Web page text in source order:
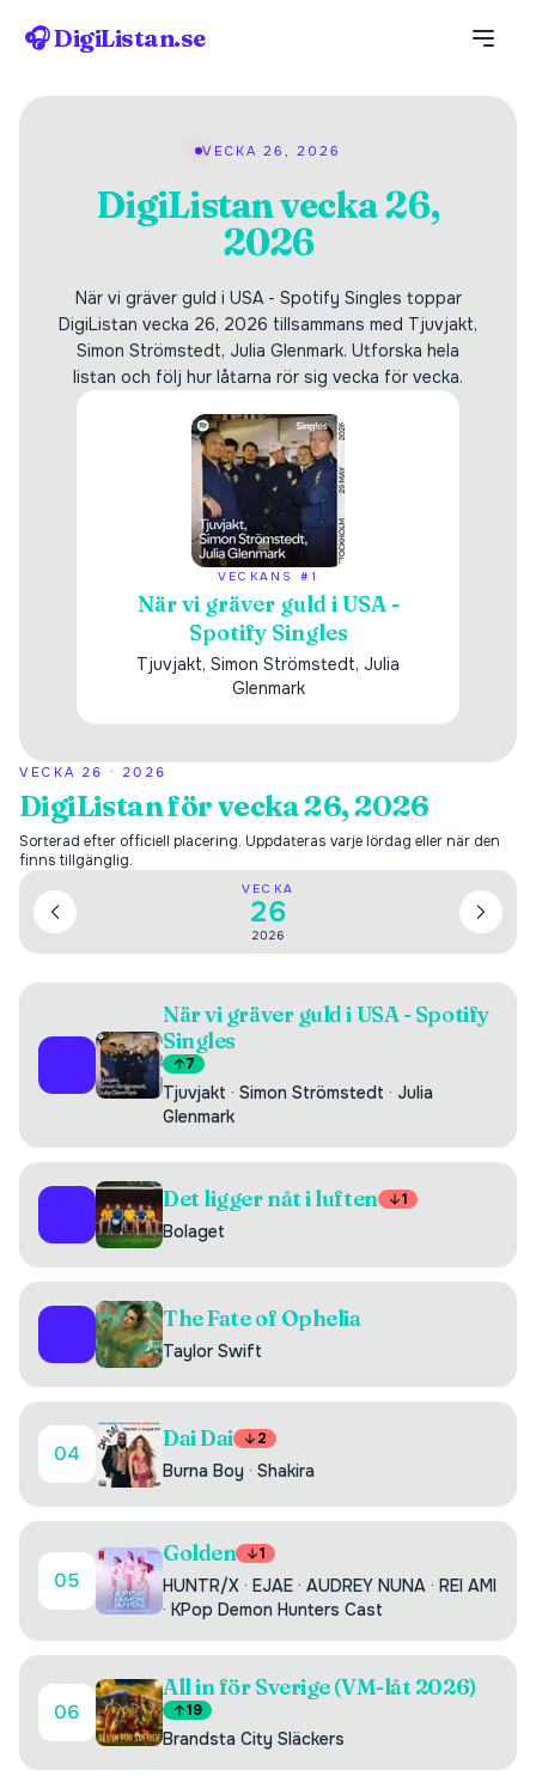
🎧 DigiListan.se
VECKA 26, 2026
DigiListan vecka 26,
2026
När vi gräver guld i USA - Spotify Singles toppar
DigiListan vecka 26, 2026 tillsammans med Tjuvjakt,
Simon Strömstedt, Julia Glenmark. Utforska hela
listan och följ hur låtarna rör sig vecka för vecka.
VECKANS #1
När vi gräver guld i USA -
Spotify Singles
Tjuvjakt, Simon Strömstedt, Julia
Glenmark
VECKA 26 · 2026
DigiListan för vecka 26, 2026
Sorterad efter officiell placering. Uppdateras varje lördag eller när den
finns tillgänglig.
VECKA
26
2026
När vi gräver guld i USA - Spotify
Singles
7
Tjuvjakt · Simon Strömstedt · Julia
Glenmark
Det ligger nåt i luften 1
Bolaget
The Fate of Ophelia
Taylor Swift
04
Dai Dai 2
Burna Boy · Shakira
05
Golden 1
HUNTR/X · EJAE · AUDREY NUNA · REI AMI
· KPop Demon Hunters Cast
06
All in för Sverige (VM-låt 2026)
19
Brandsta City Släckers